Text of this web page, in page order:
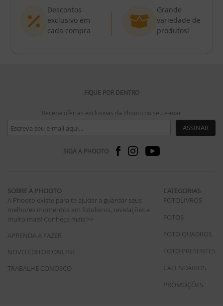
Descontos
exclusivo em
cada compra
Grande
variedade de
produtos!
FIQUE POR DENTRO
Receba ofertas exclusivas da Phooto no seu e-mail
ASSINAR
SIGA A PHOOTO
SOBRE A PHOOTO
A Phooto existe para te ajudar a guardar seus
melhores momentos em fotolivros, revelações e
muito mais! Conheça mais >>
APRENDA A FAZER
NOVO EDITOR ONLINE
TRABALHE CONOSCO
CATEGORIAS
FOTOLIVROS
FOTOS
FOTO QUADROS
FOTO PRESENTES
CALENDÁRIOS
PROMOÇÕES